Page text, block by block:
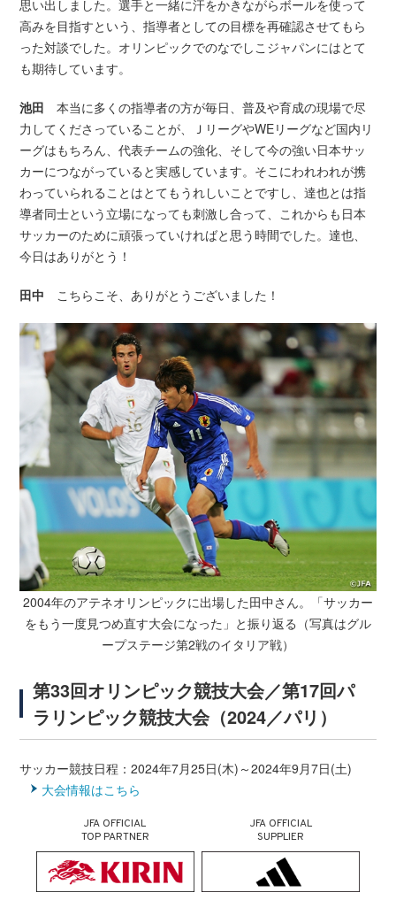
思い出しました。選手と一緒に汗をかきながらボールを使って
高みを目指すという、指導者としての目標を再確認させてもら
った対談でした。オリンピックでのなでしこジャパンにはとて
も期待しています。
池田 本当に多くの指導者の方が毎日、普及や育成の現場で尽
力してくださっていることが、ＪリーグやWEリーグなど国内リ
ーグはもちろん、代表チームの強化、そして今の強い日本サッ
カーにつながっていると実感しています。そこにわれわれが携
わっていられることはとてもうれしいことですし、達也とは指
導者同士という立場になっても刺激し合って、これからも日本
サッカーのために頑張っていければと思う時間でした。達也、
今日はありがとう！
田中 こちらこそ、ありがとうございました！
2004年のアテネオリンピックに出場した田中さん。「サッカー
をもう一度見つめ直す大会になった」と振り返る（写真はグル
ープステージ第2戦のイタリア戦）
第33回オリンピック競技大会／第17回パ
ラリンピック競技大会（2024／パリ）
サッカー競技日程：2024年7月25日(木)～2024年9月7日(土)
大会情報はこちら
JFA OFFICIAL
TOP PARTNER
JFA OFFICIAL
SUPPLIER